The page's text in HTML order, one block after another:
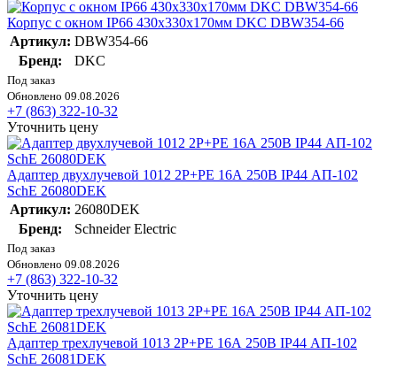
Корпус с окном IP66 430х330х170мм DKC DBW354-66
Артикул: DBW354-66
Бренд:
DKC
Под заказ
Обновлено 09.08.2026
+7 (863) 322-10-32
Уточнить цену
Адаптер двухлучевой 1012 2P+PE 16А 250В IP44 АП-102
SchE 26080DEK
Артикул: 26080DEK
Бренд:
Schneider Electric
Под заказ
Обновлено 09.08.2026
+7 (863) 322-10-32
Уточнить цену
Адаптер трехлучевой 1013 2P+PE 16А 250В IP44 АП-102
SchE 26081DEK